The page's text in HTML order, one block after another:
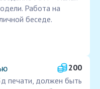
Работа на
беседе.
200
печати, должен быть